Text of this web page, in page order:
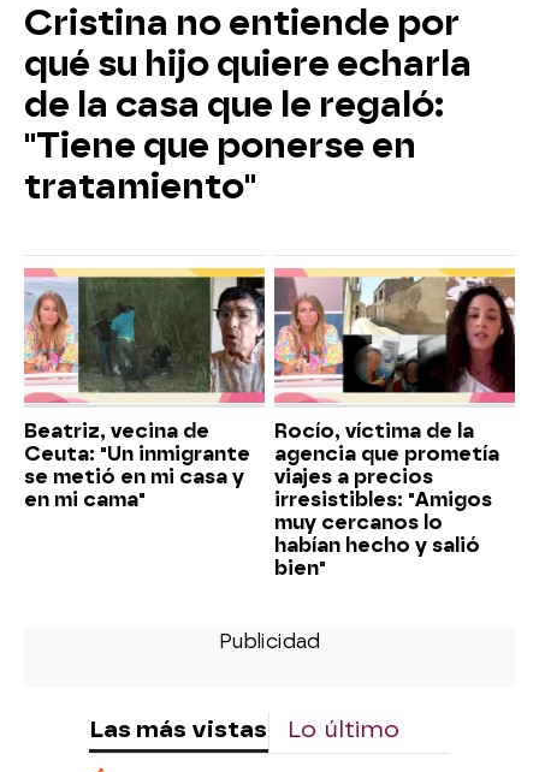
Cristina no entiende por
qué su hijo quiere echarla
de la casa que le regaló:
"Tiene que ponerse en
tratamiento"
Beatriz, vecina de
Ceuta: "Un inmigrante
se metió en mi casa y
en mi cama"
Rocío, víctima de la
agencia que prometía
viajes a precios
irresistibles: "Amigos
muy cercanos lo
habían hecho y salió
bien"
Las más vistas Lo último